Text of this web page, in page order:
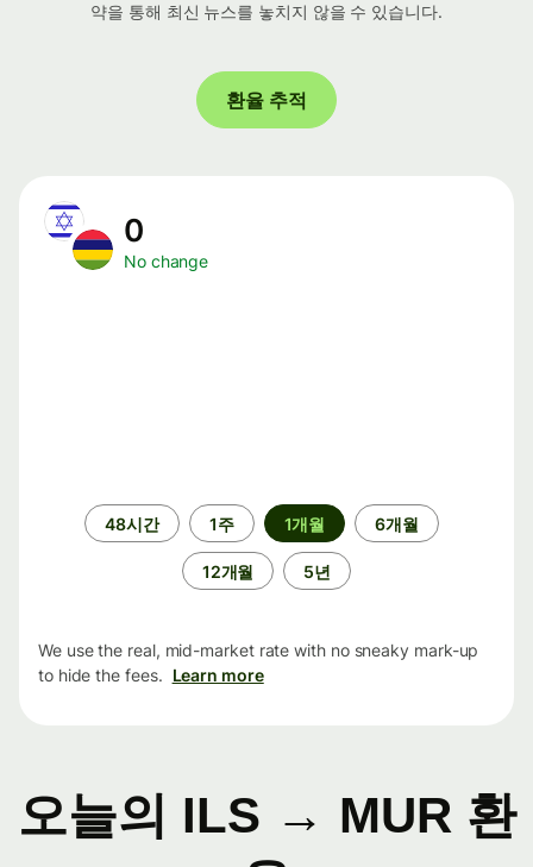
약을 통해 최신 뉴스를 놓치지 않을 수 있습니다.
환율 추적
0
No change
48시간 1주 1개월 6개월
12개월 5년
We use the real, mid-market rate with no sneaky mark-up
to hide the fees. Learn more
오늘의 ILS → MUR 환